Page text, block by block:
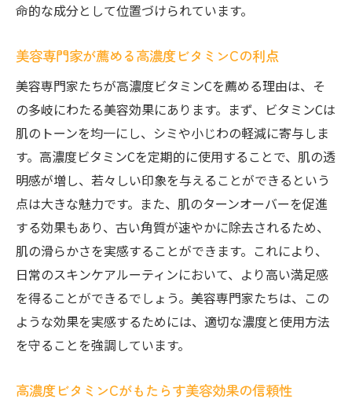
命的な成分として位置づけられています。
美容専門家が薦める高濃度ビタミンCの利点
美容専門家たちが高濃度ビタミンCを薦める理由は、そ
の多岐にわたる美容効果にあります。まず、ビタミンCは
肌のトーンを均一にし、シミや小じわの軽減に寄与しま
す。高濃度ビタミンCを定期的に使用することで、肌の透
明感が増し、若々しい印象を与えることができるという
点は大きな魅力です。また、肌のターンオーバーを促進
する効果もあり、古い角質が速やかに除去されるため、
肌の滑らかさを実感することができます。これにより、
日常のスキンケアルーティンにおいて、より高い満足感
を得ることができるでしょう。美容専門家たちは、この
ような効果を実感するためには、適切な濃度と使用方法
を守ることを強調しています。
高濃度ビタミンCがもたらす美容効果の信頼性